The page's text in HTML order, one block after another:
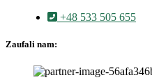
+48 533 505 655
Zaufali nam: